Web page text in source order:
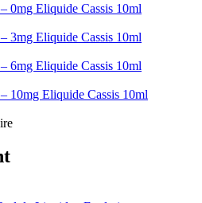
0mg Eliquide Cassis 10ml
3mg Eliquide Cassis 10ml
6mg Eliquide Cassis 10ml
10mg Eliquide Cassis 10ml